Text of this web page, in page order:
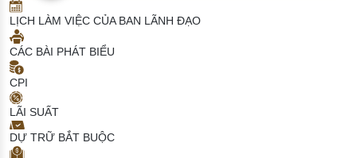
LỊCH LÀM VIỆC CỦA BAN LÃNH ĐẠO
CÁC BÀI PHÁT BIỂU
CPI
LÃI SUẤT
DỰ TRỮ BẮT BUỘC